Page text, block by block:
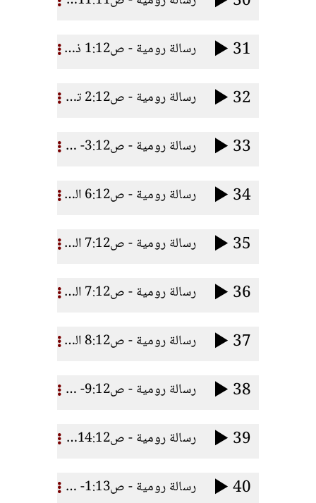
31 رسالة رومية - ص1:12 ذبيحة حية
32 رسالة رومية - ص2:12 تجديد الذهن
33 رسالة رومية - ص3:12- 5 قسمة اللـه
34 رسالة رومية - ص6:12 المواهب الروحية ج1
35 رسالة رومية - ص7:12 المواهب الروحية ج2
36 رسالة رومية - ص7:12 المواهب الروحية ج3
37 رسالة رومية - ص8:12 المواهب الروحية ج4
38 رسالة رومية - ص9:12- 13 علاقة المؤمنين معا
39 رسالة رومية - ص14:12- 21 العلاقة مع الذين من خارج
40 رسالة رومية - ص1:13- 7 قيصر أم اللـه